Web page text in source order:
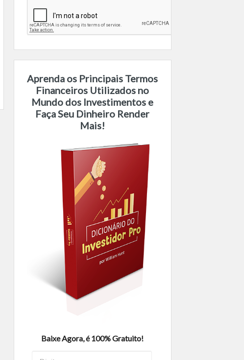
Aprenda os Principais Termos
Financeiros Utilizados no
Mundo dos Investimentos e
Faça Seu Dinheiro Render
Mais!
Baixe Agora, é 100% Gratuito!